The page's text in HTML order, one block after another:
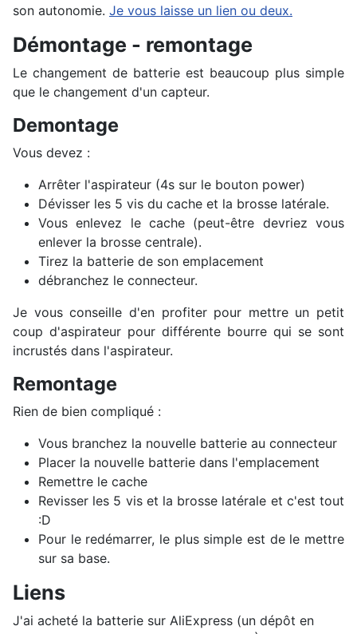
son autonomie. Je vous laisse un lien ou deux.
Démontage - remontage
Le changement de batterie est beaucoup plus simple
que le changement d'un capteur.
Demontage
Vous devez :
Arrêter l'aspirateur (4s sur le bouton power)
Dévisser les 5 vis du cache et la brosse latérale.
Vous enlevez le cache (peut-être devriez vous
enlever la brosse centrale).
Tirez la batterie de son emplacement
débranchez le connecteur.
Je vous conseille d'en profiter pour mettre un petit
coup d'aspirateur pour différente bourre qui se sont
incrustés dans l'aspirateur.
Remontage
Rien de bien compliqué :
Vous branchez la nouvelle batterie au connecteur
Placer la nouvelle batterie dans l'emplacement
Remettre le cache
Revisser les 5 vis et la brosse latérale et c'est tout
:D
Pour le redémarrer, le plus simple est de le mettre
sur sa base.
Liens
J'ai acheté la batterie sur AliExpress (un dépôt en